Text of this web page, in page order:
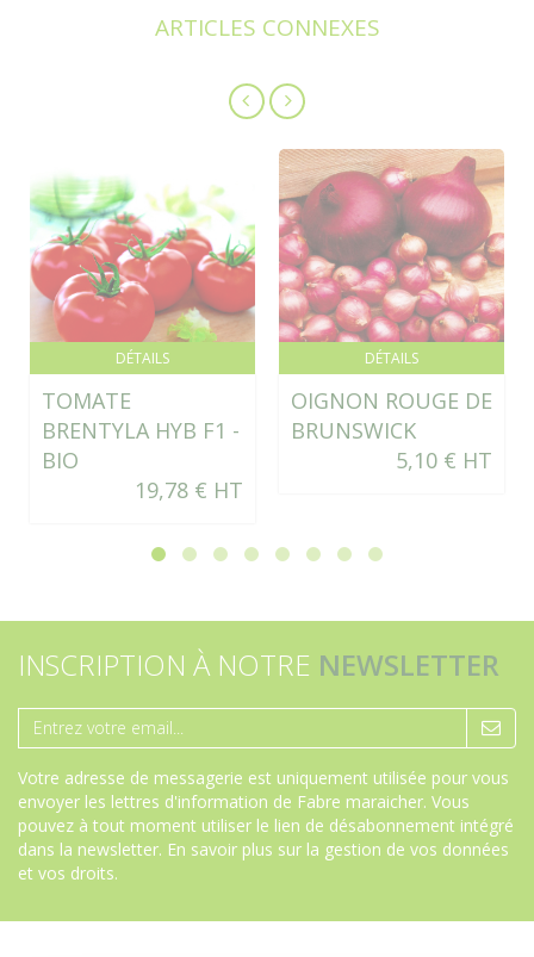
ARTICLES CONNEXES
DÉTAILS
TOMATE
BRENTYLA HYB F1 -
BIO
19,78 € HT
DÉTAILS
OIGNON ROUGE DE
BRUNSWICK
5,10 € HT
INSCRIPTION À NOTRE NEWSLETTER
Votre adresse de messagerie est uniquement utilisée pour vous
envoyer les lettres d'information de Fabre maraicher. Vous
pouvez à tout moment utiliser le lien de désabonnement intégré
dans la newsletter. En savoir plus sur la gestion de vos données
et vos droits.